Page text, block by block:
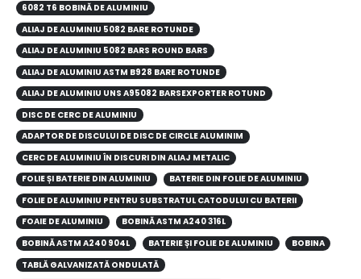
6082 T6 BOBINĂ DE ALUMINIU
ALIAJ DE ALUMINIU 5082 BARE ROTUNDE
ALIAJ DE ALUMINIU 5082 BARS ROUND BARS
ALIAJ DE ALUMINIU ASTM B928 BARE ROTUNDE
ALIAJ DE ALUMINIU UNS A95082 BARSEXPORTER ROTUND
DISC DE CERC DE ALUMINIU
ADAPTOR DE DISCULUI DE DISC DE CIRCLE ALUMINIM
CERC DE ALUMINIU ÎN DISCURI DIN ALIAJ METALIC
FOLIE ȘI BATERIE DIN ALUMINIU
BATERIE DIN FOLIE DE ALUMINIU
FOLIE DE ALUMINIU PENTRU SUBSTRATUL CATODULUI CU BATERII
FOAIE DE ALUMINIU
BOBINĂ ASTM A240 316L
BOBINĂ ASTM A240 904L
BATERIE ȘI FOLIE DE ALUMINIU
BOBINA
TABLĂ GALVANIZATĂ ONDULATĂ